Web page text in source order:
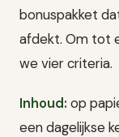
bonuspakket
afdekt. Om tot
we vier criteria.
Inhoud: op
een dagelijkse